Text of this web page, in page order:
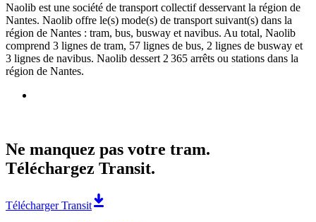
Naolib est une société de transport collectif desservant la région de
Nantes. Naolib offre le(s) mode(s) de transport suivant(s) dans la
région de Nantes : tram, bus, busway et navibus. Au total, Naolib
comprend 3 lignes de tram, 57 lignes de bus, 2 lignes de busway et
3 lignes de navibus. Naolib dessert 2 365 arrêts ou stations dans la
région de Nantes.
Ne manquez pas votre tram.
Téléchargez Transit.
Télécharger Transit